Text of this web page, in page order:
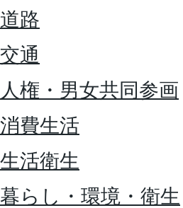
道路
交通
人権・男女共同参画
消費生活
生活衛生
暮らし・環境・衛生